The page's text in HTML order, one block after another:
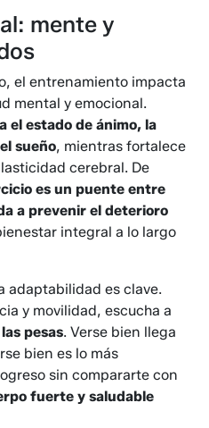
mente y
el entrenamiento impacta
mental y emocional.
el estado de ánimo, la
sueño, mientras fortalece
cerebral. De
es un puente entre
a prevenir el deterioro
integral a lo largo
adaptabilidad es clave.
y movilidad, escucha a
pesas. Verse bien llega
bien es lo más
sin compararte con
fuerte y saludable